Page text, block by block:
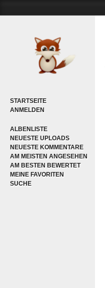
STARTSEITE
ANMELDEN
ALBENLISTE
NEUESTE UPLOADS
NEUESTE KOMMENTARE
AM MEISTEN ANGESEHEN
AM BESTEN BEWERTET
MEINE FAVORITEN
SUCHE